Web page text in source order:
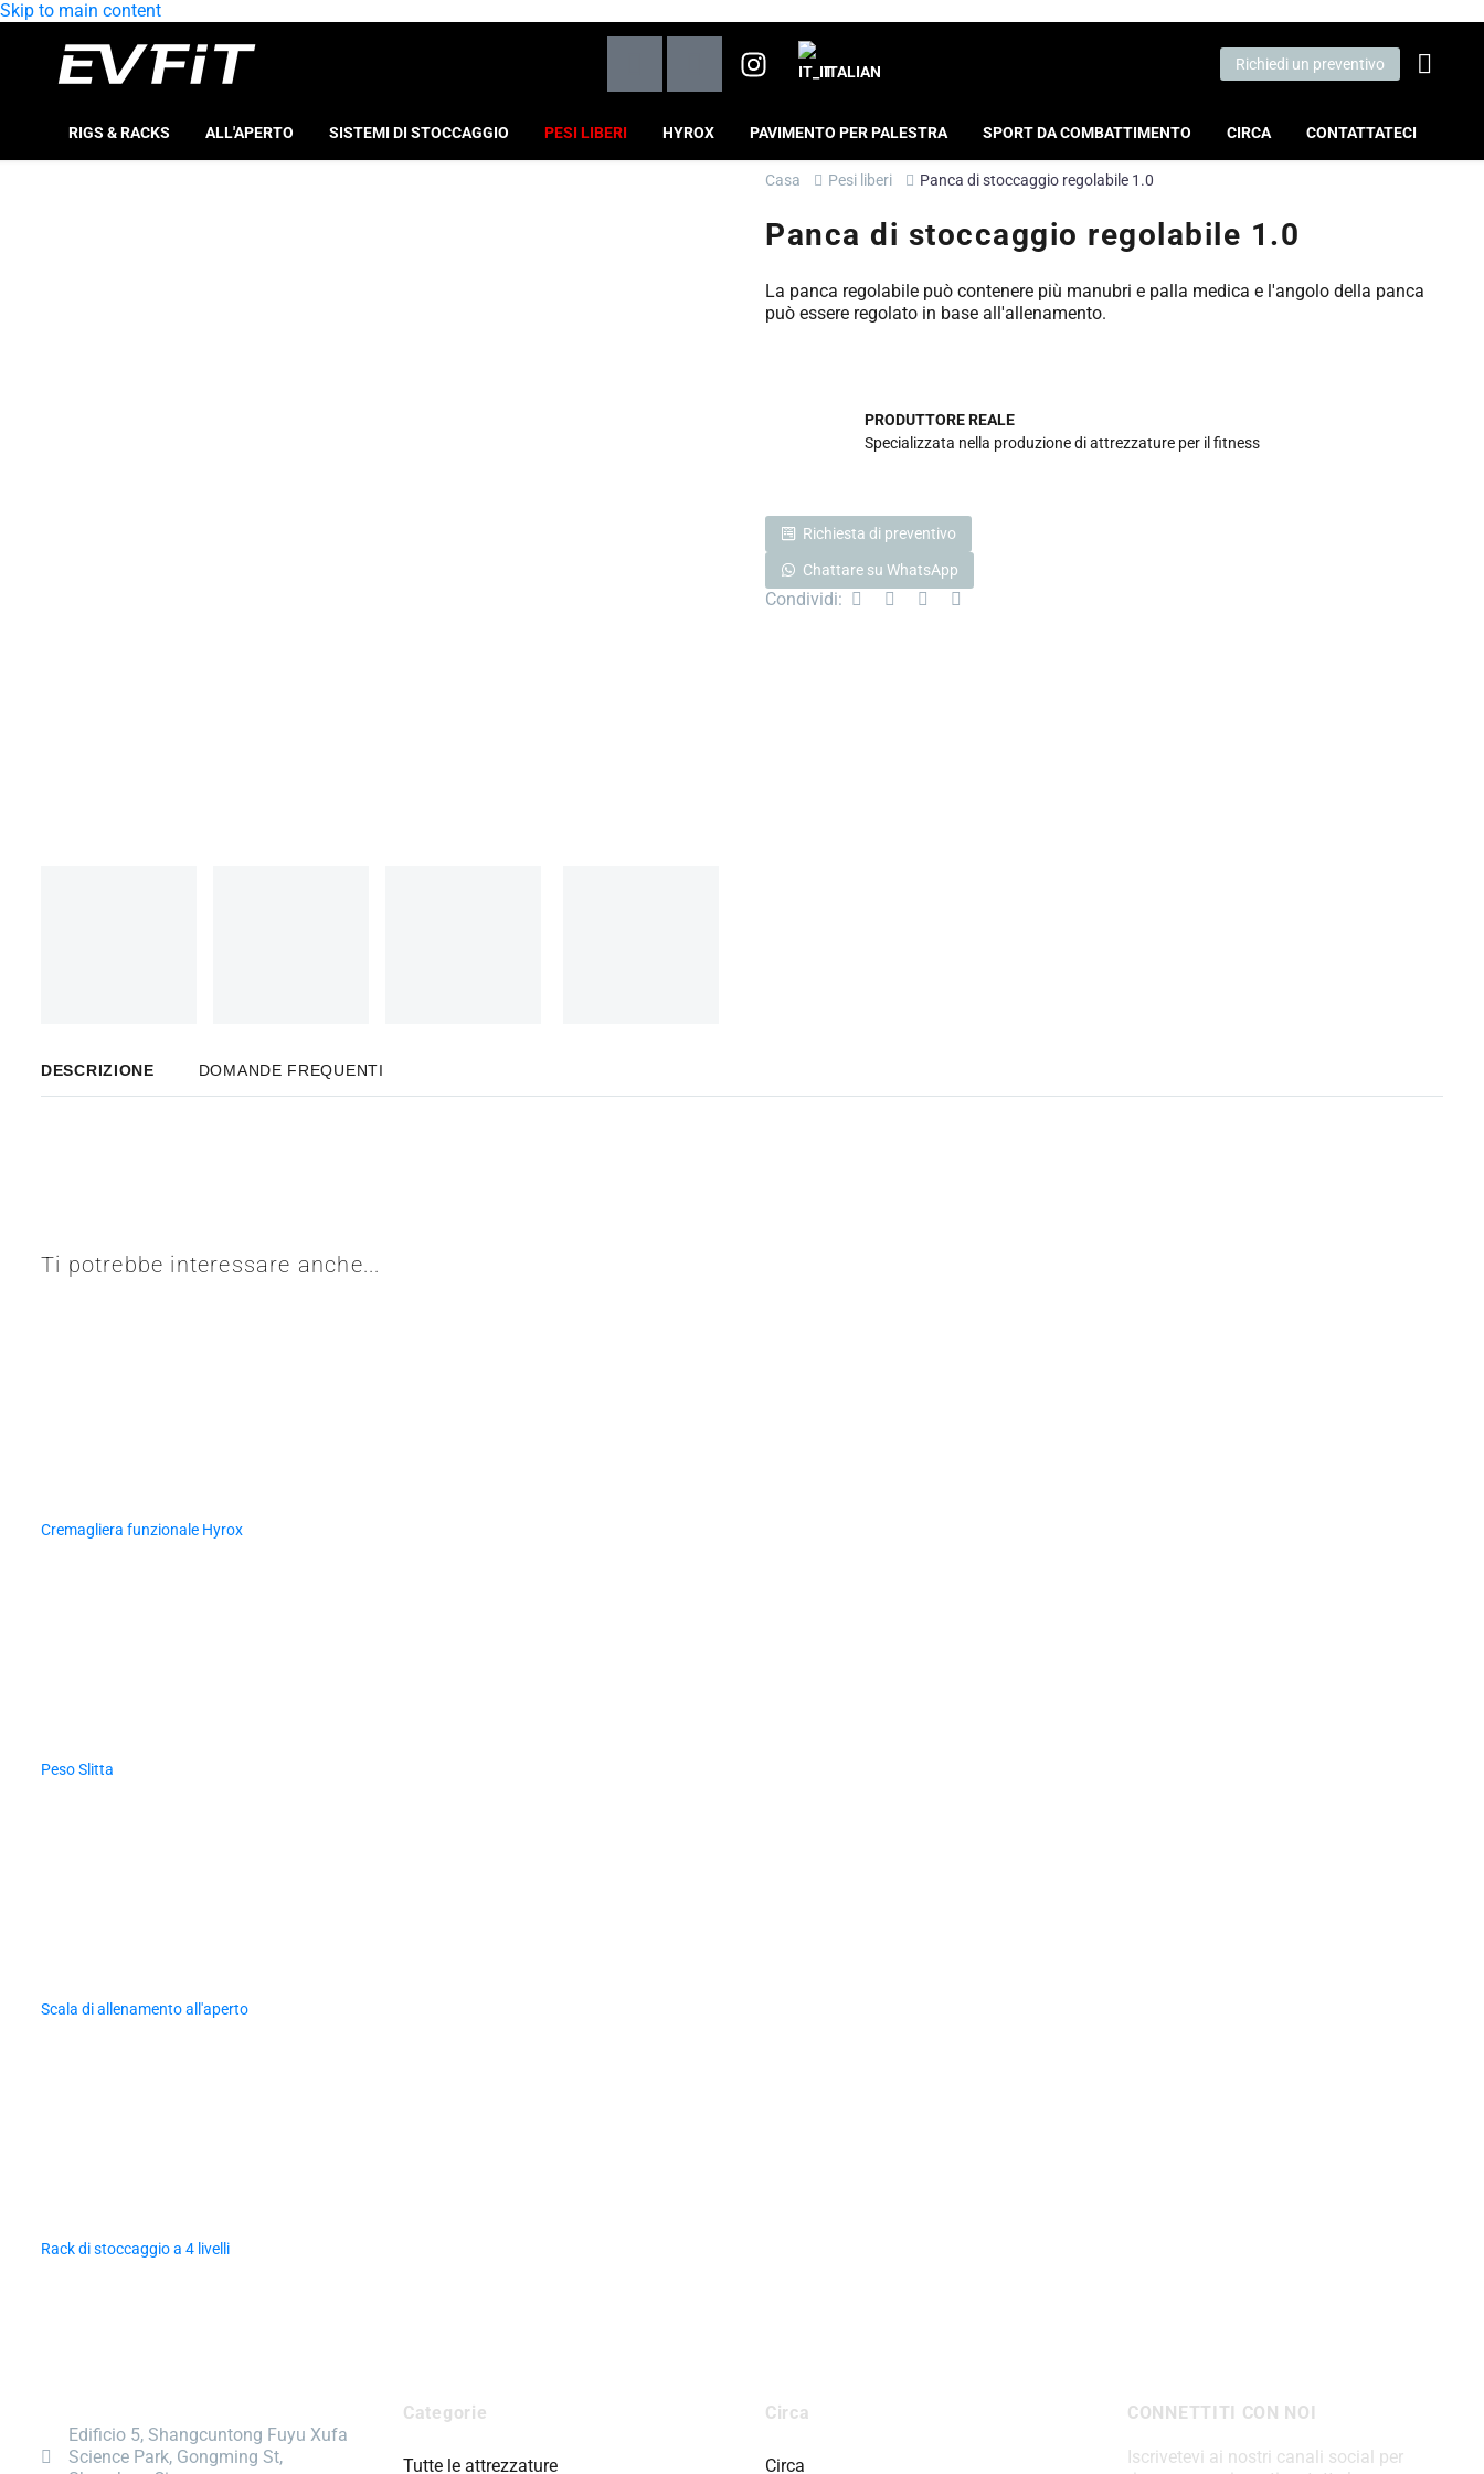
Skip to main content
ITALIAN Richiedi un preventivo
RIGS & RACKS ALL'APERTO SISTEMI DI STOCCAGGIO PESI LIBERI HYROX PAVIMENTO PER PALESTRA SPORT DA COMBATTIMENTO CIRCA CONTATTATECI
Casa Pesi liberi Panca di stoccaggio regolabile 1.0
Panca di stoccaggio regolabile 1.0
La panca regolabile può contenere più manubri e palla medica e l'angolo della panca
può essere regolato in base all'allenamento.
PRODUTTORE REALE
Specializzata nella produzione di attrezzature per il fitness
Richiesta di preventivo
Chattare su WhatsApp
Condividi:
DESCRIZIONE DOMANDE FREQUENTI
Ti potrebbe interessare anche...
Cremagliera funzionale Hyrox
Peso Slitta
Scala di allenamento all'aperto
Rack di stoccaggio a 4 livelli
Edificio 5, Shangcuntong Fuyu Xufa
Science Park, Gongming St,
Categorie
Tutte le attrezzature
Circa
Circa
CONNETTITI CON NOI
Iscrivetevi ai nostri canali social per